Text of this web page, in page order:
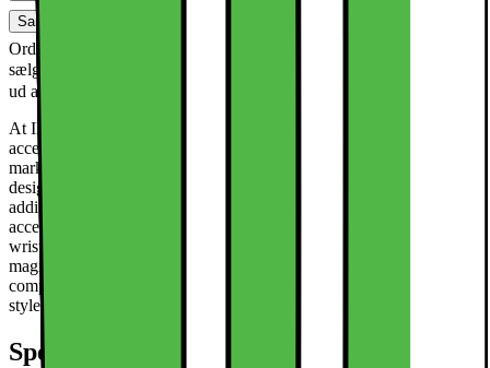
Sammenlign
Ordre, retur og reklamationer håndteres af sælger - læs om denne
sælger:
ud af 5 stjerner.
At IDEAL OF SWEDEN, you'll find stylish and functional mobile
accessories for many of the most popular phone models on the
market. Our products are made from carefully selected materials and
designed with both appearance and functionality in mind. In
addition to phone cases, we offer a wide range of bags and mobile
accessories, such as screen protectors, phone rings, holders,
wristlets, phone straps, and card holders. Many of our products are
magnetic for easier use or have other features like MagSafe
compatibility. At IDEAL OF SWEDEN, there's something for every
style and taste.
Specifikationer